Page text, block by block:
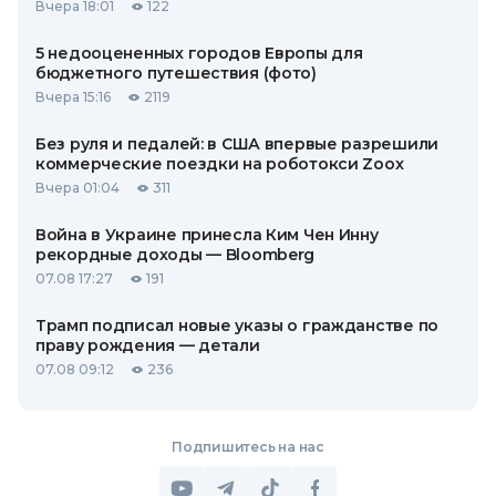
Вчера 18:01 122
5 недооцененных городов Европы для
бюджетного путешествия (фото)
Вчера 15:16 2119
Без руля и педалей: в США впервые разрешили
коммерческие поездки на роботокси Zoox
Вчера 01:04 311
Война в Украине принесла Ким Чен Инну
рекордные доходы — Bloomberg
07.08 17:27 191
Трамп подписал новые указы о гражданстве по
праву рождения — детали
07.08 09:12 236
Подпишитесь на нас